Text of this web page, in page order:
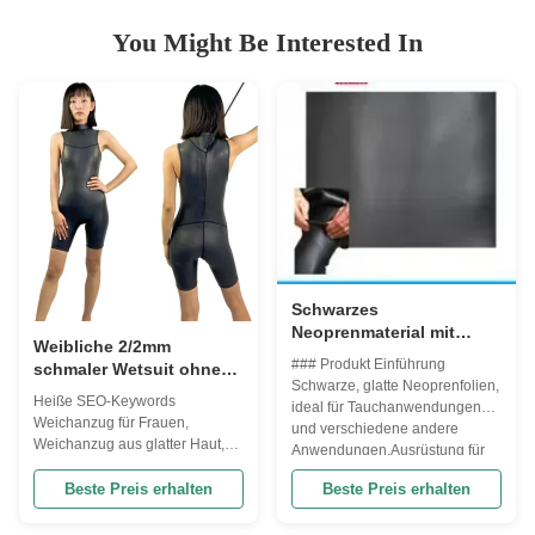
You Might Be Interested In
Weibliche 2/2mm
schmaler Wetsuit ohne
Ärmel Hochhals
Rückenziegel Surfen,
SUP, Schwimmen im
Heiße SEO-Keywords
Weichanzug für Frauen,
Weichanzug aus glatter Haut,
Weichanzug ohne Ärmel,
Weichanzug mit hohem Hals,
2mm Neopren, Weichanzug mit
Beste Preis erhalten
Schwarzes
Neoprenmaterial mit
glatter Haut für
Neoprenanzüge, Dicke
1mm-50mm
### Produkt Einführung
Schwarze, glatte Neoprenfolien,
ideal für Tauchanwendungen
und verschiedene andere
Anwendungen.Ausrüstung für
Wassersport, Schutzausrüstung
und mehr. --- ###
Produktattribute FOB-
Beste Preis erhalten